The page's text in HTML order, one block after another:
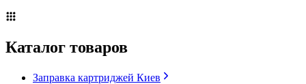
Каталог товаров
Заправка картриджей Киев